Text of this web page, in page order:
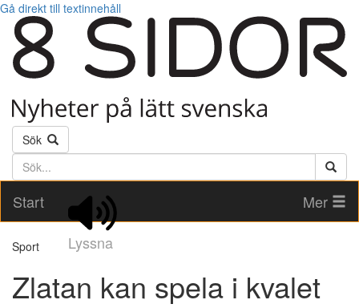
Gå direkt till textinnehåll
Sök
Söktext
Start
Lyssna
Mer
Sport
Zlatan kan spela i kvalet